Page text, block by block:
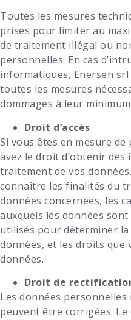
Toutes les mesures
prises pour limiter au
de traitement illégal ou
personnelles. En cas
informatiques, Enersen
toutes les mesures
dommages à leur
Droit d’accès
Si vous êtes en mesure
avez le droit d’obtenir
traitement de vos
connaître les finalités du
données concernées, les
auxquels les données
utilisés pour déterminer
données, et les droits que
données.
Droit de
Les données
peuvent être corrigées. Le